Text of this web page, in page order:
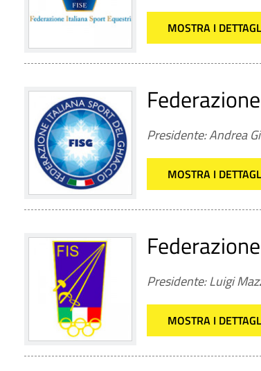
MOSTRA I
Presidente: Andrea
MOSTRA I
Presidente: Luigi
MOSTRA I